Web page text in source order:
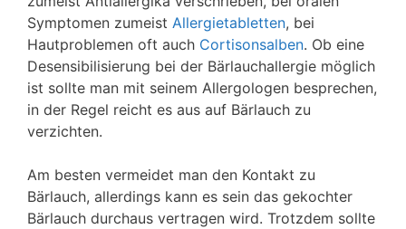
Symptomen zumeist Allergietabletten, bei
Hautproblemen oft auch Cortisonsalben. Ob eine
Desensibilisierung bei der Bärlauchallergie möglich
ist sollte man mit seinem Allergologen besprechen,
in der Regel reicht es aus auf Bärlauch zu
verzichten.
Am besten vermeidet man den Kontakt zu
Bärlauch, allerdings kann es sein das gekochter
Bärlauch durchaus vertragen wird. Trotzdem sollte